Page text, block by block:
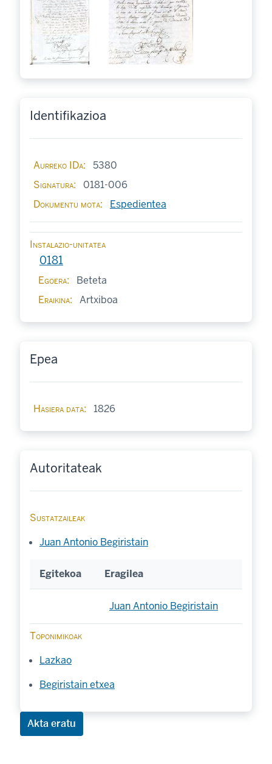
Identifikazioa
Aurreko IDa
5380
Signatura
0181-006
Dokumentu mota
Espedientea
Instalazio-unitatea
0181
Egoera
Beteta
Eraikina
Artxiboa
Epea
Hasiera data 1826
Autoritateak
Sustatzaileak
Juan Antonio Begiristain
Egitekoa Eragilea
Juan Antonio Begiristain
Toponimikoak
Lazkao
Begiristain etxea
Akta eratu